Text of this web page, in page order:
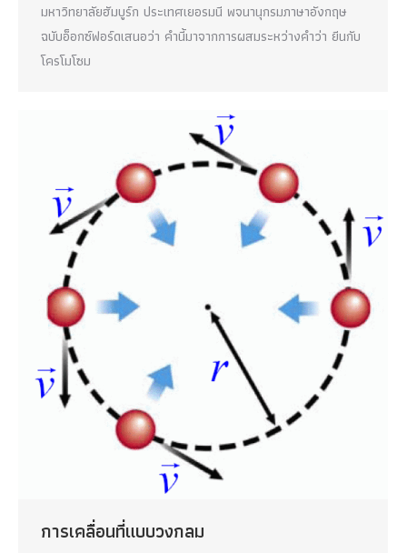
มหาวิทยาลัยฮัมบูร์ก ประเทศเยอรมนี พจนานุกรมภาษาอังกฤษ
ฉบับอ็อกซ์ฟอร์ดเสนอว่า คำนี้มาจากการผสมระหว่างคำว่า ยีนกับ
โครโมโซม
การเคลื่อนที่แบบวงกลม